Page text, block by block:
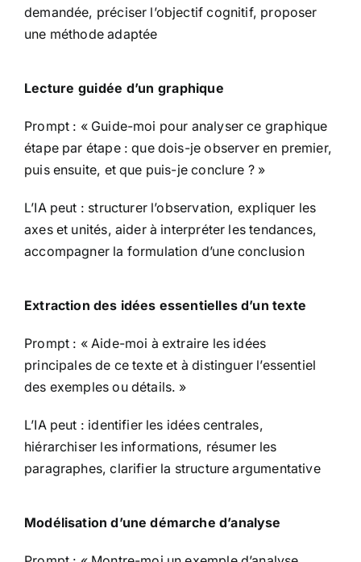
demandée, préciser l’objectif cognitif, proposer
une méthode adaptée
Lecture guidée d’un graphique
Prompt : « Guide-moi pour analyser ce graphique
étape par étape : que dois-je observer en premier,
puis ensuite, et que puis-je conclure ? »
L’IA peut : structurer l’observation, expliquer les
axes et unités, aider à interpréter les tendances,
accompagner la formulation d’une conclusion
Extraction des idées essentielles d’un texte
Prompt : « Aide-moi à extraire les idées
principales de ce texte et à distinguer l’essentiel
des exemples ou détails. »
L’IA peut : identifier les idées centrales,
hiérarchiser les informations, résumer les
paragraphes, clarifier la structure argumentative
Modélisation d’une démarche d’analyse